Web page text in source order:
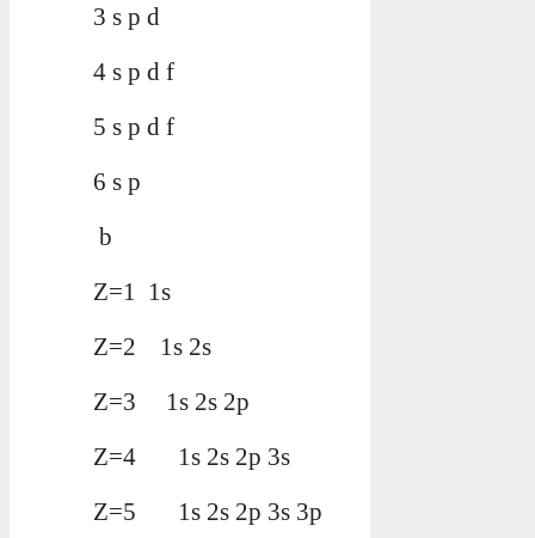
3 s p d
4 s p d f
5 s p d f
6 s p
b
Z=1 1s
Z=2 1s 2s
Z=3 1s 2s 2p
Z=4 1s 2s 2p 3s
Z=5 1s 2s 2p 3s 3p